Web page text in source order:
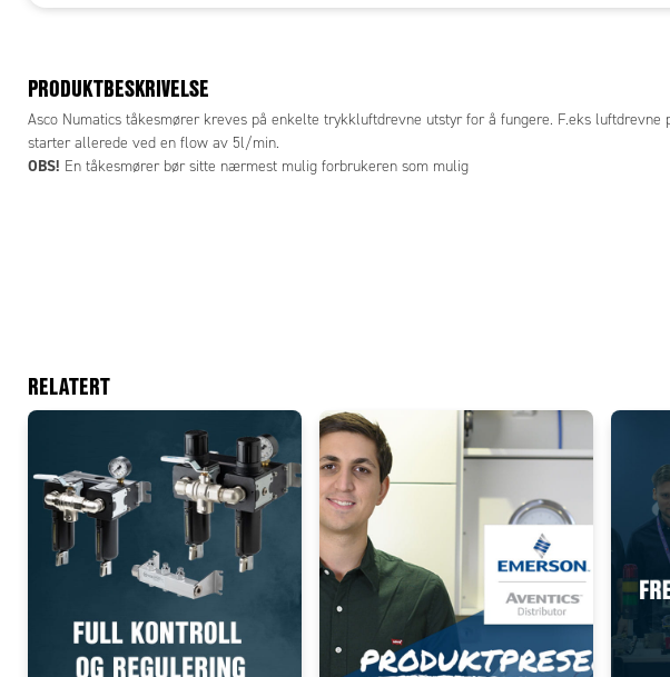
PRODUKTBESKRIVELSE
Asco Numatics tåkesmører kreves på enkelte trykkluftdrevne utstyr for å fungere. F.eks
starter allerede ved en flow av 5l/min.
OBS! En tåkesmører bør sitte nærmest mulig forbrukeren som mulig
Add to existing cart row
RELATERT